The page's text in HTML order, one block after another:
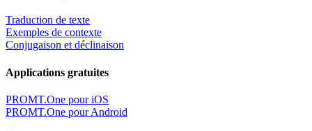
Traduction de texte
Exemples de contexte
Conjugaison et déclinaison
Applications gratuites
PROMT.One pour iOS
PROMT.One pour Android